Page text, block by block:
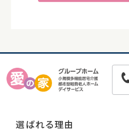
選ばれる理由